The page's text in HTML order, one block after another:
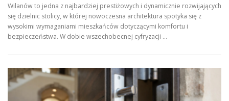
Wilanów to jedna z najbardziej prestiżowych i dynamicznie rozwijających
się dzielnic stolicy, w której nowoczesna architektura spotyka się z
wysokimi wymaganiami mieszkańców dotyczącymi komfortu i
bezpieczeństwa. W dobie wszechobecnej cyfryzacji …